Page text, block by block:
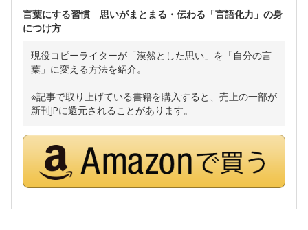
言葉にする習慣 思いがまとまる・伝わる「言語化力」の身
につけ方
現役コピーライターが「漠然とした思い」を「自分の言
葉」に変える方法を紹介。
※記事で取り上げている書籍を購入すると、売上の一部が
新刊JPに還元されることがあります。